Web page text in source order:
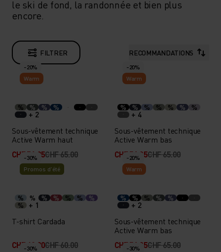
le ski de fond, la randonnée et bien plus
encore.
FILTRER RECOMMANDATIONS
-20%
Warm
% % % %
+ 2
Sous-vêtement technique
Active Warm haut
CHF 51.95CHF 65.00
-20%
Warm
% % % % % % %
+ 4
Sous-vêtement technique
Active Warm bas
CHF 51.95CHF 65.00
-30%
Promos d’été
% % % % % %
%
%
+ 1
T-shirt Cardada
CHF 42.00CHF 60.00
-20%
Warm
% % % % %
+ 2
Sous-vêtement technique
Active Warm bas
CHF 51.95CHF 65.00
-30%
-30%